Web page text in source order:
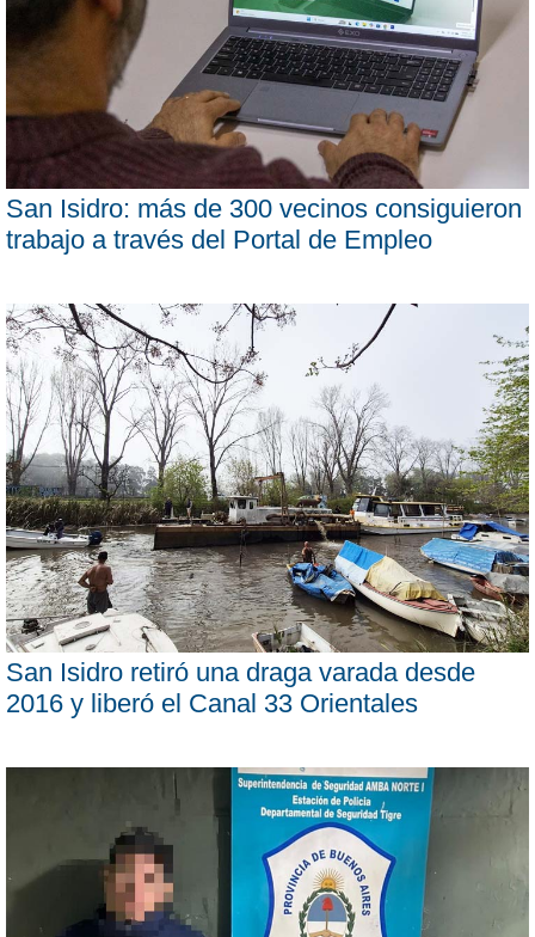
San Isidro: más de 300 vecinos consiguieron
trabajo a través del Portal de Empleo
San Isidro retiró una draga varada desde
2016 y liberó el Canal 33 Orientales